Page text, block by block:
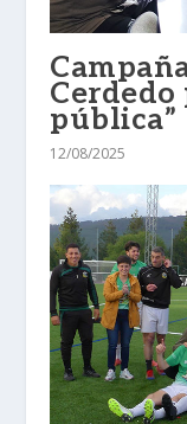
Cerdedo
pública”
12/08/2025